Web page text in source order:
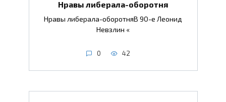
Нравы либерала-оборотня
Нравы либерала-оборотняВ 90-е Леонид
Невзлин «
0 42